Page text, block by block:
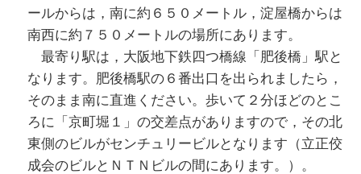
ールからは，南に約６５０メートル，淀屋橋からは
南西に約７５０メートルの場所にあります。
最寄り駅は，大阪地下鉄四つ橋線「肥後橋」駅と
なります。肥後橋駅の６番出口を出られましたら，
そのまま南に直進ください。歩いて２分ほどのとこ
ろに「京町堀１」の交差点がありますので，その北
東側のビルがセンチュリービルとなります（立正佼
成会のビルとＮＴＮビルの間にあります。）。